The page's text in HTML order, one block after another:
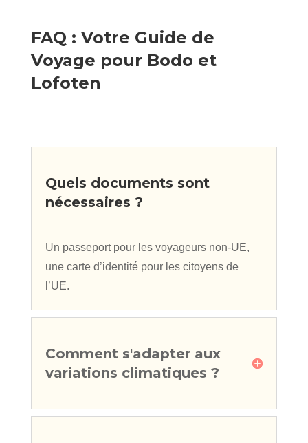
FAQ : Votre Guide de
Voyage pour Bodo et
Lofoten
Quels documents sont
nécessaires ?
Un passeport pour les voyageurs non-UE,
une carte d’identité pour les citoyens de
l’UE.
Comment s'adapter aux
variations climatiques ?